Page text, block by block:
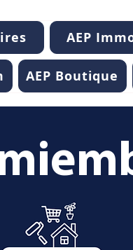
AEP
AEP Boutique